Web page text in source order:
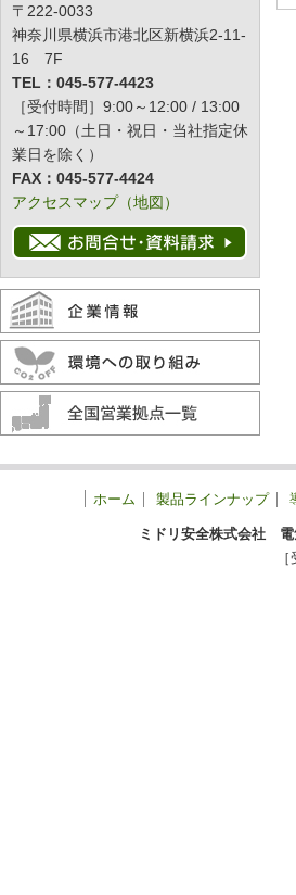
〒222-0033
神奈川県横浜市港北区新横浜2-11-
16 7F
TEL：045-577-4423
［受付時間］9:00～12:00 / 13:00
～17:00（土日・祝日・当社指定休
業日を除く）
FAX：045-577-4424
アクセスマップ（地図）
ホーム 製品ラインナップ
ミドリ安全株式会社